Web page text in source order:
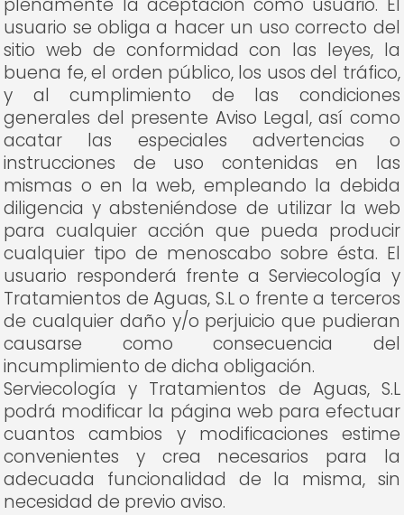
plenamente la aceptación como usuario. El
usuario se obliga a hacer un uso correcto del
sitio web de conformidad con las leyes, la
buena fe, el orden público, los usos del tráfico,
y al cumplimiento de las condiciones
generales del presente Aviso Legal, así como
acatar las especiales advertencias o
instrucciones de uso contenidas en las
mismas o en la web, empleando la debida
diligencia y absteniéndose de utilizar la web
para cualquier acción que pueda producir
cualquier tipo de menoscabo sobre ésta. El
usuario responderá frente a Serviecología y
Tratamientos de Aguas, S.L o frente a terceros
de cualquier daño y/o perjuicio que pudieran
causarse como consecuencia del
incumplimiento de dicha obligación.
Serviecología y Tratamientos de Aguas, S.L
podrá modificar la página web para efectuar
cuantos cambios y modificaciones estime
convenientes y crea necesarios para la
adecuada funcionalidad de la misma, sin
necesidad de previo aviso.